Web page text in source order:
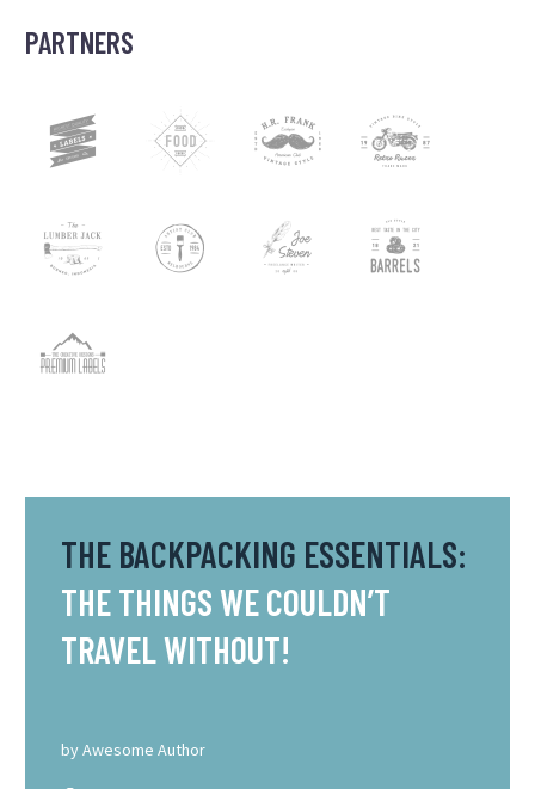
PARTNERS
THE BACKPACKING ESSENTIALS:
THE THINGS WE COULDN’T
TRAVEL WITHOUT!
byAwesome Author